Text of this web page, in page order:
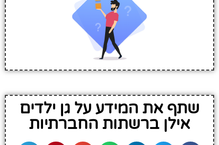
שתף את המידע על גן ילדים
אילן ברשתות החברתיות